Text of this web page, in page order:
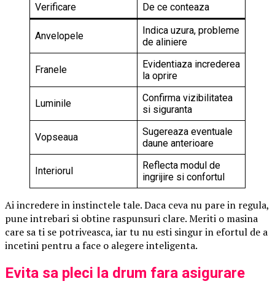
Verificare De ce conteaza
Anvelopele
Indica uzura, probleme
de aliniere
Franele
Evidentiaza increderea
la oprire
Luminile
Confirma vizibilitatea
si siguranta
Vopseaua
Sugereaza eventuale
daune anterioare
Interiorul
Reflecta modul de
ingrijire si confortul
Ai incredere in instinctele tale. Daca ceva nu pare in regula,
pune intrebari si obtine raspunsuri clare. Meriti o masina
care sa ti se potriveasca, iar tu nu esti singur in efortul de a
incetini pentru a face o alegere inteligenta.
Evita sa pleci la drum fara asigurare